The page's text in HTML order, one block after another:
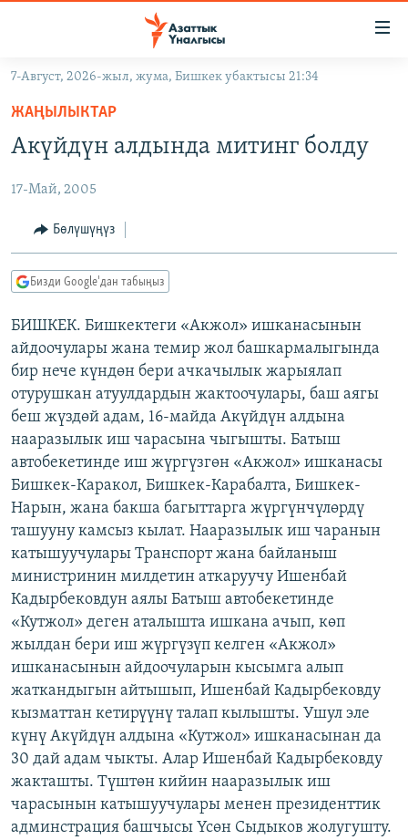
Навигацияга
өтүңүз
Издөөгө
салыңызКЫРГЫЗСТАН
САЯСАТ
ЭКОНОМИКА
ДҮЙНӨ
ДҮЙНӨ
БОРБОР АЗИЯ
УКРАИНА
АТАЙЫН ИЛИКТӨӨ
БҮГҮН АЗАТТЫКТА
ЭКСПЕРТТЕР ТАЛДАЙТ
БИЗ ЖАНА ДҮЙНӨ
ДАНИСТЕ
ЭЖЕ-СИҢДИЛЕР
АЗАТТЫК+
ЫҢГАЙСЫЗ СУРООЛОР
ПОДКАСТ
ӨЗГӨЧӨ ПИКИР
Русский
ОНЛАЙН ШЕРИНЕ
ЭЕ/АРнун бардык сайттары
7-Август, 2026-жыл, жума, Бишкек убактысы 21:34
ЖАҢЫЛЫКТАР
Акүйдүн алдында митинг болду
17-Май, 2005
Бөлүшүңүз
Бизди Google'дан табыңыз
БИШКЕК. Бишкектеги «Акжол» ишканасынын
айдоочулары жана темир жол башкармалыгында
бир нече күндөн бери ачкачылык жарыялап
отурушкан атуулдардын жактоочулары, баш аягы
беш жүздөй адам, 16-майда Акүйдүн алдына
нааразылык иш чарасына чыгышты. Батыш
автобекетинде иш жүргүзгөн «Акжол» ишканасы
Бишкек-Каракол, Бишкек-Карабалта, Бишкек-
Нарын, жана бакша багыттарга жүргүнчүлөрдү
ташууну камсыз кылат. Нааразылык иш чаранын
катышуучулары Транспорт жана байланыш
министринин милдетин аткаруучу Ишенбай
Кадырбековдун аялы Батыш автобекетинде
«Кутжол» деген аталышта ишкана ачып, көп
жылдан бери иш жүргүзүп келген «Акжол»
ишканасынын айдоочуларын кысымга алып
жаткандыгын айтышып, Ишенбай Кадырбековду
кызматтан кетирүүнү талап кылышты. Ушул эле
күнү Акүйдүн алдына «Кутжол» ишканасынан да
30 дай адам чыкты. Алар Ишенбай Кадырбековду
жакташты. Түштөн кийин нааразылык иш
чарасынын катышуучулары менен президенттик
админстрация башчысы Үсөн Сыдыков жолугушту.